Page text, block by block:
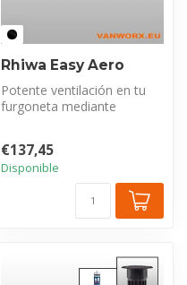
Rhiwa Easy Aero
Potente ventilación en tu
furgoneta mediante
€137,45
Disponible